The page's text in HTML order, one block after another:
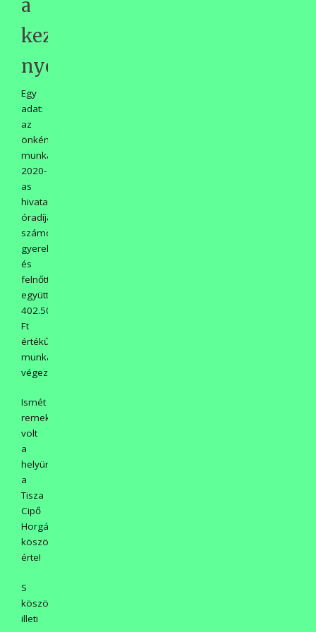
a
kezük
nyoma!
Egy
adat:
az
önkéntes
munka
2020-
as
hivatalos
óradíjával
számolva
gyerekek
és
felnőttek
együtt
402.500
Ft
értékű
munkát
végeztek.
Ismét
remek
volt
a
helyünk
a
Tisza
Cipő
Horgásztanyán,
köszönet
érte!
S
köszönet
illeti